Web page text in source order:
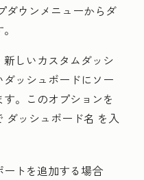
ダウンメニューからダ
新しいカスタムダッシ
ッシュボードにソー
。このオプションを
ダッシュボード名 を入
トを追加する場合